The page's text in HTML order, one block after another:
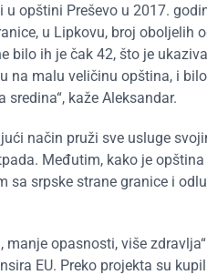
opštini Preševo u 2017.
u Lipkovu, broj oboljelih
ih je čak 42, što je
na malu veličinu opština, i
kaže Aleksandar.
način pruži sve usluge
Međutim, kako je
srpske strane granice i
opasnosti, više
EU. Preko projekta su